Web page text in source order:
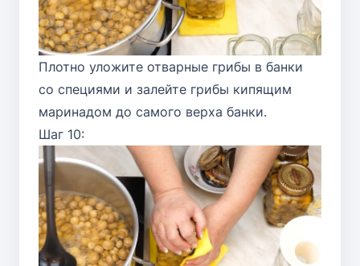
Плотно уложите отварные грибы в банки
со специями и залейте грибы кипящим
маринадом до самого верха банки.
Шаг 10: